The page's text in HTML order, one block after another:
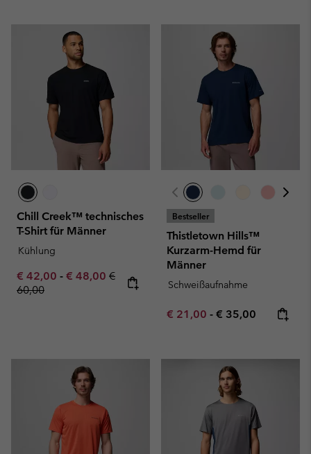
Chill Creek™ technisches
T-Shirt für Männer
Kühlung
Minimum sale price:
€ 42,00 - Maximum sale price:
€ 48,00 Regular price:
€
60,00
Bestseller
Thistletown Hills™
Kurzarm-Hemd für
Männer
Schweißaufnahme
Minimum sale price:
€ 21,00 - Maximum price:
€ 35,00